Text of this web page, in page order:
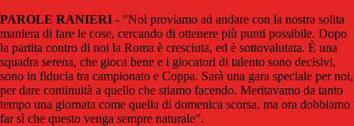
PAROLE RANIERI - "Noi proviamo ad andare con la nostra solita
maniera di fare le cose, cercando di ottenere più punti possibile. Dopo
la partita contro di noi la Roma è cresciuta, ed è sottovalutata. È una
squadra serena, che gioca bene e i giocatori di talento sono decisivi,
sono in fiducia tra campionato e Coppa. Sarà una gara speciale per noi,
per dare continuità a quello che stiamo facendo. Meritavamo da tanto
tempo una giornata come quella di domenica scorsa, ma ora dobbiamo
far sì che questo venga sempre naturale".